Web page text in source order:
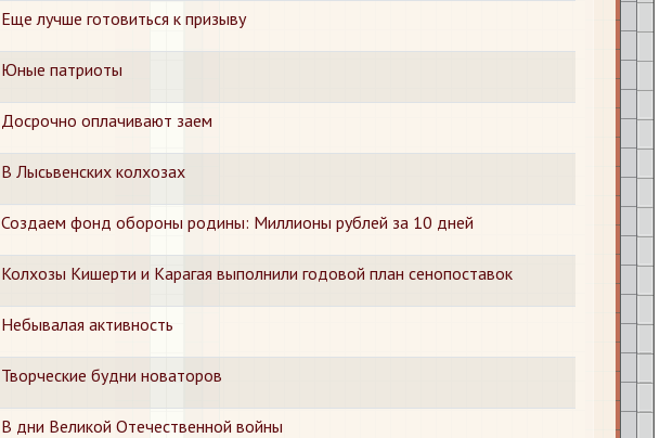
Еще лучше готовиться к призыву
Юные патриоты
Досрочно оплачивают заем
В Лысьвенских колхозах
Создаем фонд обороны родины: Миллионы рублей за 10 дней
Колхозы Кишерти и Карагая выполнили годовой план сенопоставок
Небывалая активность
Творческие будни новаторов
В дни Великой Отечественной войны